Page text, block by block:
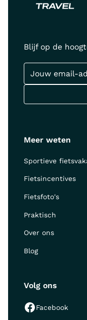
Blijf op de
Meer weten
Sportieve
Fietsincentives
Fietsfoto's
Praktisch
Over ons
Blog
Volg ons
Facebook